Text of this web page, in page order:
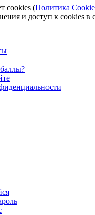
cookies (Политика
и доступ к cookies в